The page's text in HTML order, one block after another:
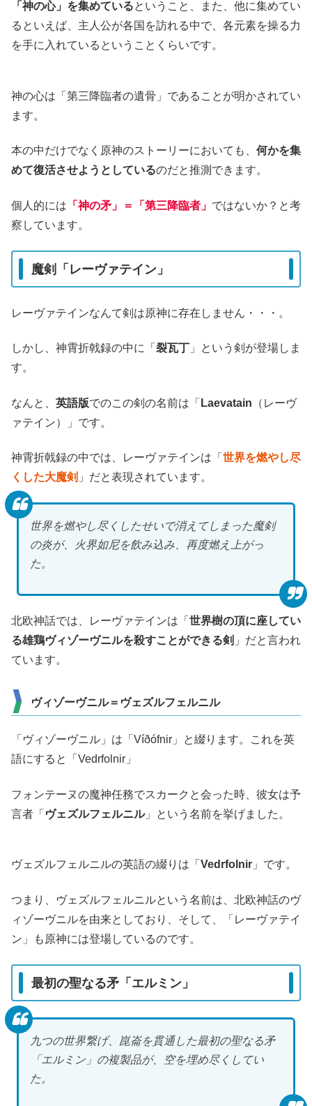
「神の心」を集めているということ、また、他に集めてい
るといえば、主人公が各国を訪れる中で、各元素を操る力
を手に入れているということくらいです。
神の心は「第三降臨者の遺骨」であることが明かされてい
ます。
本の中だけでなく原神のストーリーにおいても、 何かを集
めて復活させようとしているのだと推測できます。
個人的には 「神の矛」＝「第三降臨者」 ではないか？と考
察しています。
魔剣「レーヴァテイン」
レーヴァテインなんて剣は原神に存在しません・・・。
しかし、神霄折戟録の中に「 裂瓦丁 」という剣が登場しま
す。
なんと、 英語版でのこの剣の名前は「 Laevatain （レーヴ
ァテイン）」です。
神霄折戟録の中では、レーヴァテインは「 世界を燃やし尽
くした大魔剣 」だと表現されています。
世界を燃やし尽くしたせいで消えてしまった魔剣
の炎が、火界如尼を飲み込み、再度燃え上がっ
た。
北欧神話では、レーヴァテインは「 世界樹の頂に座してい
る雄鶏ヴィゾーヴニルを殺すことができる剣 」だと言われ
ています。
ヴィゾーヴニル＝ヴェズルフェルニル
「ヴィゾーヴニル」は「Víðófnir」と綴ります。これを英
語にすると「Vedrfolnir」
フォンテーヌの魔神任務でスカークと会った時、彼女は予
言者「 ヴェズルフェルニル」という名前を挙げました。
ヴェズルフェルニルの英語の綴りは「 Vedrfolnir 」です。
つまり、ヴェズルフェルニルという名前は、北欧神話のヴ
ィゾーヴニルを由来としており、そして、「レーヴァテイ
ン」も原神には登場しているのです。
最初の聖なる矛「エルミン」
九つの世界繋げ、崑崙を貫通した最初の聖なる矛
「エルミン」の複製品が、空を埋め尽くしてい
た。